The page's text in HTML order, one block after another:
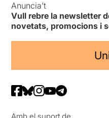
Anuncia’t
Vull rebre la newsletter
novetats, promocions i